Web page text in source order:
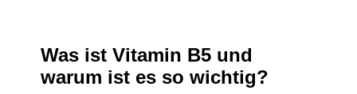
Was ist Vitamin B5 und
warum ist es so wichtig?